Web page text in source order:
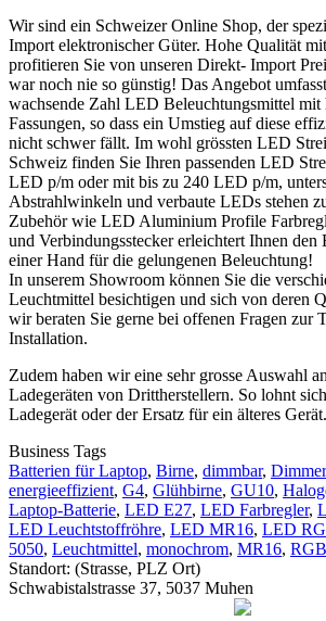
Wir sind ein Schweizer Online Shop, der
Import elektronischer Güter. Hohe Qualität
profitieren Sie von unseren Direkt- Import
war noch nie so günstig! Das Angebot
wachsende Zahl LED Beleuchtungsmittel mit
Fassungen, so dass ein Umstieg auf diese
nicht schwer fällt. Im wohl grössten LED
Schweiz finden Sie Ihren passenden LED
LED p/m oder mit bis zu 240 LED p/m,
Abstrahlwinkeln und verbaute LEDs stehen
Zubehör wie LED Aluminium Profile
und Verbindungsstecker erleichtert Ihnen den
einer Hand für die gelungenen Beleuchtung!
In unserem Showroom können Sie die
Leuchtmittel besichtigen und sich von deren
wir beraten Sie gerne bei offenen Fragen zur
Installation.
Zudem haben wir eine sehr grosse Auswahl
Ladegeräten von Drittherstellern. So lohnt
Ladegerät oder der Ersatz für ein älteres Gerät.
Business Tags
Batterien für Laptop, Birne, dimmbar, Dimmer
energieeffizient, G4, Glühbirne, GU10,
Laptop-Batterie, LED E27, LED Farbregler,
LED Leuchtstoffröhre, LED MR16, LED
5050, Leuchtmittel, monochrom, MR16, RGB
Standort: (Strasse, PLZ Ort)
Schwabistalstrasse 37, 5037 Muhen